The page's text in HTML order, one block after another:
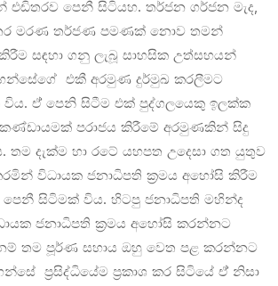
පෙනී සිටියහ. තර්ජන ගර්ජන මැද,
මරණ තර්ජණ පමණක් නොව තමන්
සඳහා ගනු ලැබූ සාහසික උත්සහයන්
එකී අරමුණ දුර්මුඛ කරලීමට
ඒ් පෙනි සිටීම එක් පුද්ගලයෙකු ඉලක්ක
පරාජය කිරීමේ අරමුණකින් සිදු
දැක්ම හා රටේ යහපත උදෙසා ගත යුතුව
විධායක ජනාධිපති ක්‍රමය අහෝසි කිරීම
පෙනී සිටිමක් විය. හිටපු ජනාධිපති මහින්ද
ජනාධිපති ක්‍රමය අහෝසි කරන්නට
තම පූර්ණ සහාය ඔහු වෙත පළ කරන්නට
ප්‍රසිද්ධියේම ප්‍රකාශ කර සිටියේ ඒ් නිසා